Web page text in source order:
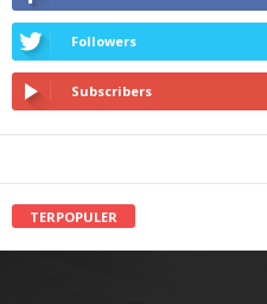
Followers
Subscribers
TERPOPULER